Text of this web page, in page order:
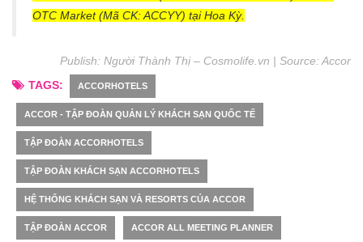
OTC Market (Mã CK: ACCYY) tại Hoa Kỳ.
Publish: Người Thành Thị – Cosmolife.vn | Source: Accor
TAGS:
ACCORHOTELS
ACCOR - TẬP ĐOÀN QUẢN LÝ KHÁCH SẠN QUỐC TẾ
TẬP ĐOÀN ACCORHOTELS
TẬP ĐOÀN KHÁCH SẠN ACCORHOTELS
HỆ THỐNG KHÁCH SẠN VÀ RESORTS CỦA ACCOR
TẬP ĐOÀN ACCOR ACCOR ALL MEETING PLANNER